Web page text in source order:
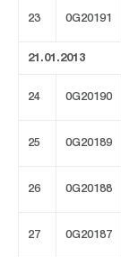
23 0G20191
21.01.2013
24 0G20190
25 0G20189
26 0G20188
27 0G20187